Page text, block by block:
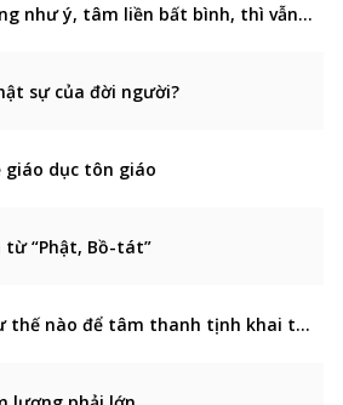
Gặp việc không như ý, tâm liền bất bình, thì vẫn chưa phải là học Phật
sự của đời người?
giáo dục tôn giáo
từ “Phật, Bồ-tát”
Học Phật như thế nào để tâm thanh tịnh khai trí huệ?